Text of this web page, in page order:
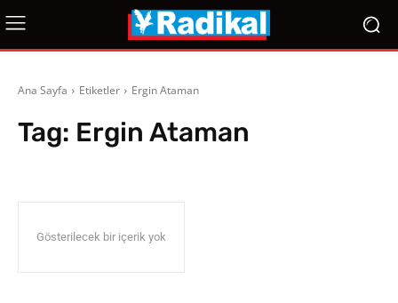
Ana Sayfa Etiketler Ergin Ataman
Tag: Ergin Ataman
Gösterilecek bir içerik yok